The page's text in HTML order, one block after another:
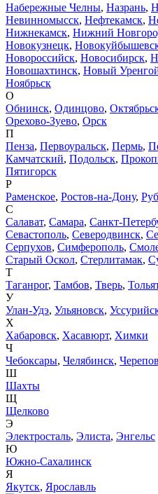
Набережные Челны, Назрань,
Невинномысск, Нефтекамск,
Нижнекамск, Нижний
Новокузнецк,
Новороссийск, Новосибирск,
Новошахтинск, Новый
Ноябрьск
О
Обнинск, Одинцово,
Орехово-Зуево, Орск
П
Пенза, Первоуральск, Пермь,
Камчатский, Подольск,
Пятигорск
Р
Раменское, Ростов-на-Дону,
С
Салават, Самара, Санкт-
Севастополь, Северодвинск,
Серпухов, Симферополь,
Старый Оскол, Стерлитамак,
Т
Таганрог, Тамбов, Тверь,
У
Улан-Удэ, Ульяновск,
Х
Хабаровск, Хасавюрт, Химки
Ч
Чебоксары, Челябинск,
Ш
Шахты
Щ
Щелково
Э
Электросталь, Элиста, Энгельс
Ю
Южно-Сахалинск
Я
Якутск, Ярославль